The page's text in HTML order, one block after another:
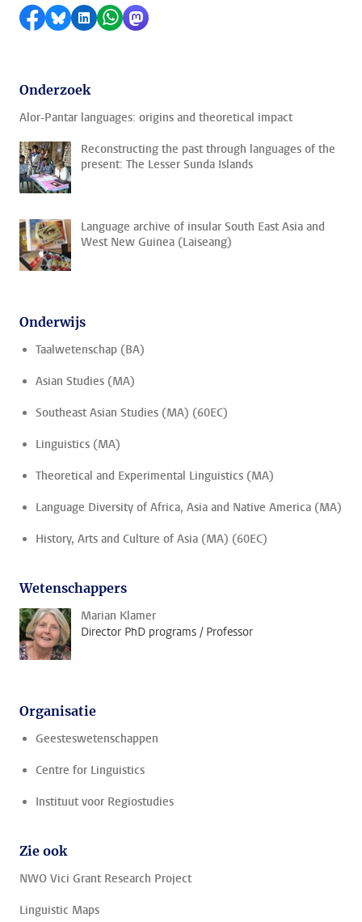
Delen op Facebook
Delen via Bluesky
Delen op LinkedIn
Delen via WhatsApp
Delen via Mastodon
Onderzoek
Alor-Pantar languages: origins and theoretical impact
Reconstructing the past through languages of the
present: The Lesser Sunda Islands
Language archive of insular South East Asia and
West New Guinea (Laiseang)
Onderwijs
Taalwetenschap (BA)
Asian Studies (MA)
Southeast Asian Studies (MA) (60EC)
Linguistics (MA)
Theoretical and Experimental Linguistics (MA)
Language Diversity of Africa, Asia and Native America (MA)
History, Arts and Culture of Asia (MA) (60EC)
Wetenschappers
Marian Klamer
Director PhD programs / Professor
Organisatie
Geesteswetenschappen
Centre for Linguistics
Instituut voor Regiostudies
Zie ook
NWO Vici Grant Research Project
Linguistic Maps